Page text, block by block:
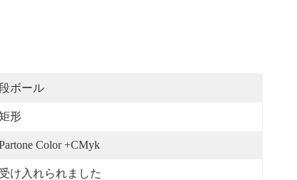
ボール
形
Color +CMyk
受け入れられました